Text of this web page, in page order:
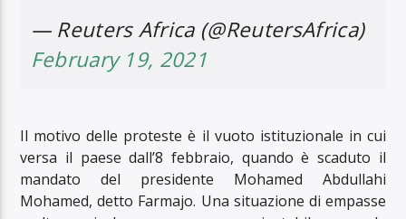
— Reuters Africa (@ReutersAfrica)
February 19, 2021
Il motivo delle proteste è il vuoto istituzionale in cui
versa il paese dall’8 febbraio, quando è scaduto il
mandato del presidente Mohamed Abdullahi
Mohamed, detto Farmajo. Una situazione di empasse